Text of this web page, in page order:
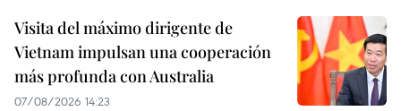
Visita del máximo dirigente de
Vietnam impulsan una cooperación
más profunda con Australia
07/08/2026 14:23